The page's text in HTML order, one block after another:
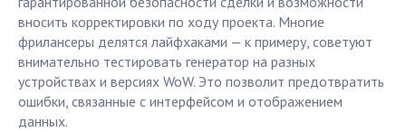
вносить корректировки по ходу проекта. Многие
фрилансеры делятся лайфхаками — к примеру, советуют
внимательно тестировать генератор на разных
устройствах и версиях WoW. Это позволит предотвратить
ошибки, связанные с интерфейсом и отображением
данных.